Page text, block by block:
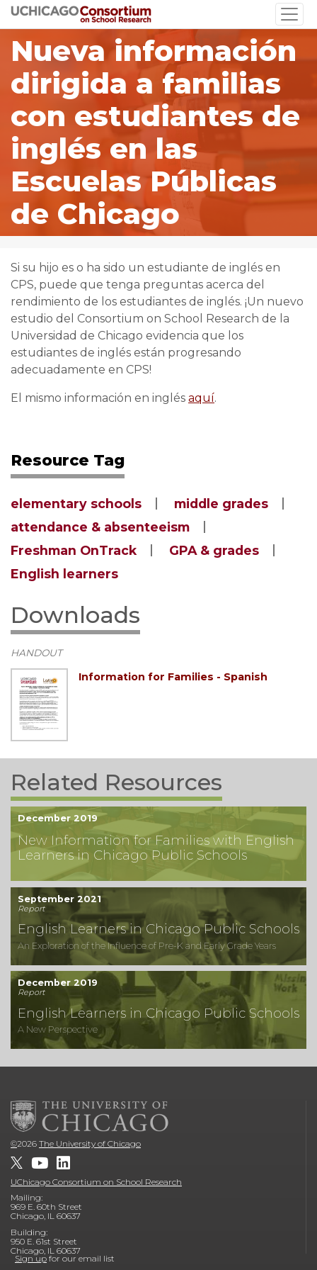
Skip
to
main
content
Nueva información
dirigida a familias
con estudiantes de
inglés en las
Escuelas Públicas
de Chicago
Si su hijo es o ha sido un estudiante de inglés en
CPS, puede que tenga preguntas acerca del
rendimiento de los estudiantes de inglés. ¡Un nuevo
estudio del Consortium on School Research de la
Universidad de Chicago evidencia que los
estudiantes de inglés están progresando
adecuadamente en CPS!
El mismo información en inglés aquí.
Resource Tag
elementary schools
middle grades
attendance & absenteeism
Freshman OnTrack
GPA & grades
English learners
Downloads
HANDOUT
Information for Families - Spanish
Related Resources
December 2019
New Information for Families with English
Learners in Chicago Public Schools
September 2021
Report
English Learners in Chicago Public Schools
An Exploration of the Influence of Pre-K and Early Grade Years
December 2019
Report
English Learners in Chicago Public Schools
A New Perspective
©2026 The University of Chicago
UChicago Consortium on School Research
Mailing:
969 E. 60th Street
Chicago, IL 60637
Building:
950 E. 61st Street
Chicago, IL 60637
Sign up for our email list